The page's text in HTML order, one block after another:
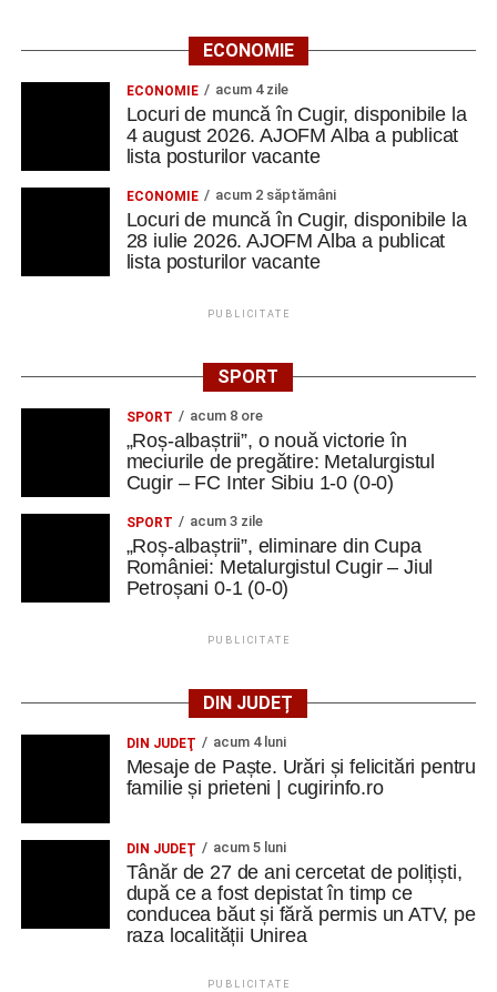
ECONOMIE
ECONOMIE acum 4 zile
Locuri de muncă în Cugir, disponibile la
4 august 2026. AJOFM Alba a publicat
lista posturilor vacante
ECONOMIE acum 2 săptămâni
Locuri de muncă în Cugir, disponibile la
28 iulie 2026. AJOFM Alba a publicat
lista posturilor vacante
PUBLICITATE
SPORT
SPORT acum 8 ore
„Roș-albaștrii”, o nouă victorie în
meciurile de pregătire: Metalurgistul
Cugir – FC Inter Sibiu 1-0 (0-0)
SPORT acum 3 zile
„Roș-albaștrii”, eliminare din Cupa
României: Metalurgistul Cugir – Jiul
Petroșani 0-1 (0-0)
PUBLICITATE
DIN JUDEȚ
DIN JUDEŢ acum 4 luni
Mesaje de Paște. Urări și felicitări pentru
familie și prieteni | cugirinfo.ro
DIN JUDEŢ acum 5 luni
Tânăr de 27 de ani cercetat de polițiști,
după ce a fost depistat în timp ce
conducea băut și fără permis un ATV, pe
raza localității Unirea
PUBLICITATE